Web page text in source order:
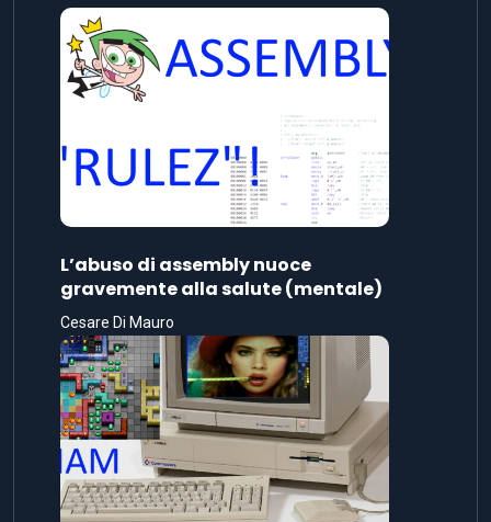
L’abuso di assembly nuoce
gravemente alla salute (mentale)
Cesare Di Mauro